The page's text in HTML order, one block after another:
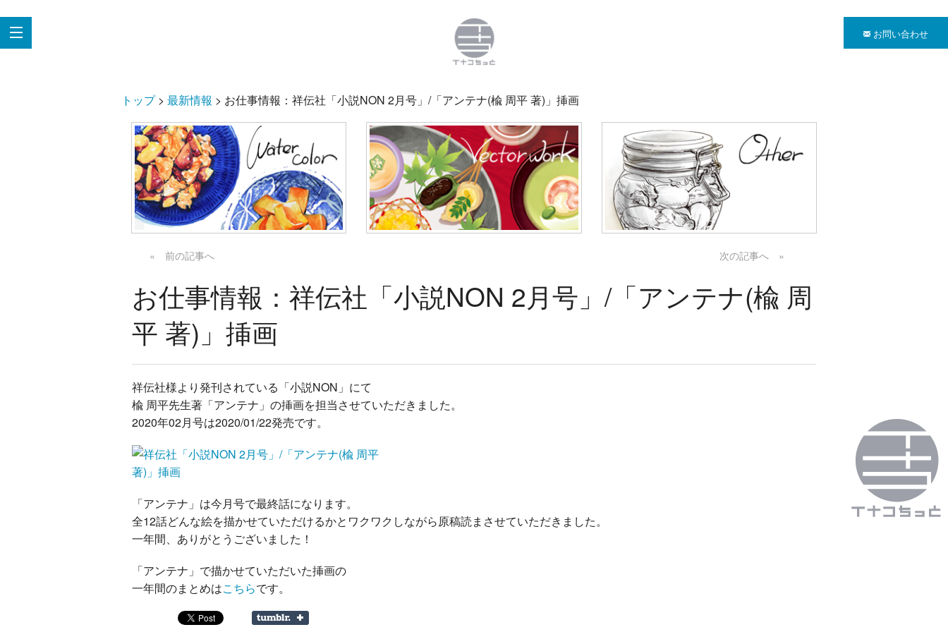
お問い合わせ
トップ> 最新情報 > お仕事情報：祥伝社「小説NON 2月号」/「アンテナ(楡 周平 著)」挿画
« 前の記事へ 次の記事へ »
お仕事情報：祥伝社「小説NON 2月号」/「アンテナ(楡 周
平 著)」挿画
祥伝社様より発刊されている「小説NON」にて
楡 周平先生著「アンテナ」の挿画を担当させていただきました。
2020年02月号は2020/01/22発売です。
「アンテナ」は今月号で最終話になります。
全12話どんな絵を描かせていただけるかとワクワクしながら原稿読まさせていただきました。
一年間、ありがとうございました！
「アンテナ」で描かせていただいた挿画の
一年間のまとめはこちらです。